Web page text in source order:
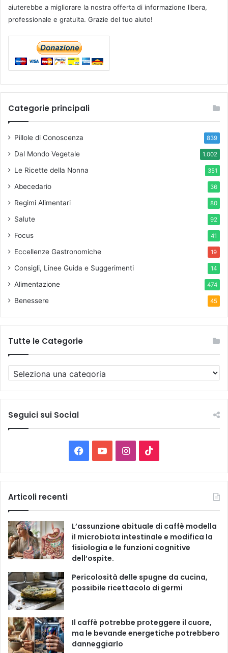
aiuterebbe a migliorare la nostra offerta di informazione libera,
professionale e gratuita. Grazie del tuo aiuto!
Categorie principali
Pillole di Conoscenza 839
Dal Mondo Vegetale 1.002
Le Ricette della Nonna 351
Abecedario 36
Regimi Alimentari 80
Salute 92
Focus 41
Eccellenze Gastronomiche 19
Consigli, Linee Guida e Suggerimenti 14
Alimentazione 474
Benessere 45
Tutte le Categorie
u
t
e
o
r
i
e
Seguici sui Social
a
e
b
o
o
k
o
T
u
b
e
I
n
t
a
g
r
a
i
T
o
k
Articoli recenti
L’assunzione abituale di caffè modella
il microbiota intestinale e modifica la
fisiologia e le funzioni cognitive
dell’ospite.
Pericolosità delle spugne da cucina,
possibile ricettacolo di germi
Il caffè potrebbe proteggere il cuore,
ma le bevande energetiche potrebbero
danneggiarlo